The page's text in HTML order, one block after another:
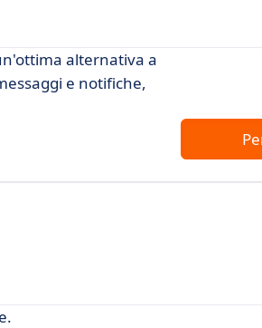
alternativa a
e notifiche,